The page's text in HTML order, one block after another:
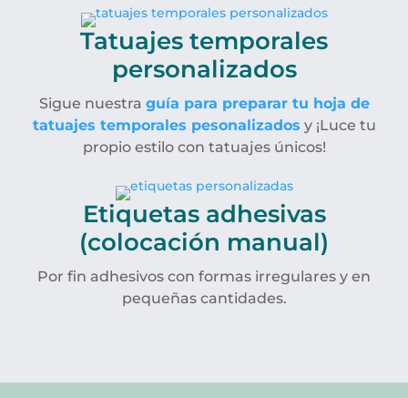
Tatuajes temporales
personalizados
Sigue nuestra guía para preparar tu hoja de
tatuajes temporales pesonalizados y ¡Luce tu
propio estilo con tatuajes únicos!
Etiquetas adhesivas
(colocación manual)
Por fin adhesivos con formas irregulares y en
pequeñas cantidades.